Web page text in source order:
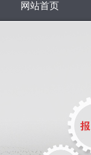
网站首页